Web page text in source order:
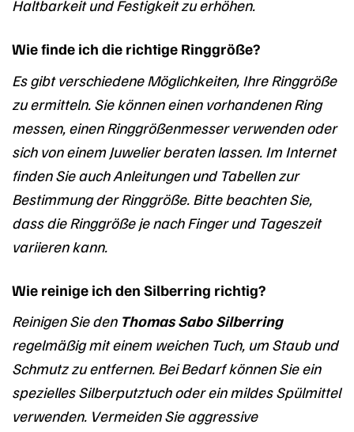
Haltbarkeit und Festigkeit zu erhöhen.
Wie finde ich die richtige Ringgröße?
Es gibt verschiedene Möglichkeiten, Ihre Ringgröße
zu ermitteln. Sie können einen vorhandenen Ring
messen, einen Ringgrößenmesser verwenden oder
sich von einem Juwelier beraten lassen. Im Internet
finden Sie auch Anleitungen und Tabellen zur
Bestimmung der Ringgröße. Bitte beachten Sie,
dass die Ringgröße je nach Finger und Tageszeit
variieren kann.
Wie reinige ich den Silberring richtig?
Reinigen Sie den Thomas Sabo Silberring
regelmäßig mit einem weichen Tuch, um Staub und
Schmutz zu entfernen. Bei Bedarf können Sie ein
spezielles Silberputztuch oder ein mildes Spülmittel
verwenden. Vermeiden Sie aggressive